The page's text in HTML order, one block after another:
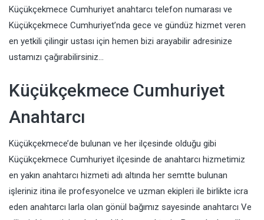
Küçükçekmece Cumhuriyet anahtarcı telefon numarası ve
Küçükçekmece Cumhuriyet’nda gece ve gündüz hizmet veren
en yetkili çilingir ustası için hemen bizi arayabilir adresinize
ustamızı çağırabilirsiniz…
Küçükçekmece Cumhuriyet
Anahtarcı
Küçükçekmece’de bulunan ve her ilçesinde olduğu gibi
Küçükçekmece Cumhuriyet ilçesinde de anahtarcı hizmetimiz
en yakın anahtarcı hizmeti adı altında her semtte bulunan
işleriniz itina ile profesyonelce ve uzman ekipleri ile birlikte icra
eden anahtarcı larla olan gönül bağımız sayesinde anahtarcı Ve